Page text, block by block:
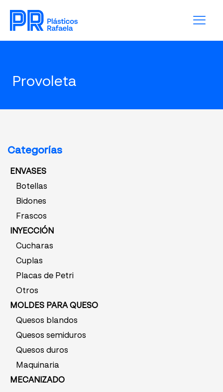
Provoleta
Categorías
ENVASES
Botellas
Bidones
Frascos
INYECCIÓN
Cucharas
Cuplas
Placas de Petri
Otros
MOLDES PARA QUESO
Quesos blandos
Quesos semiduros
Quesos duros
Maquinaria
MECANIZADO